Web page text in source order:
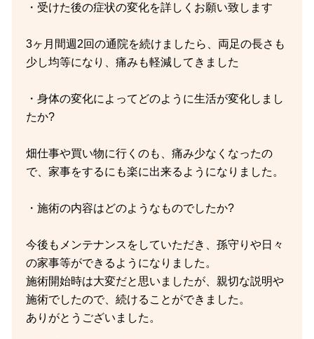
・受けた後の症状の変化を詳しくお願い致します
3ヶ月間週2回の通院を続けましたら、両足の長さも
少し均等になり、痛みも軽減してきました
・身体の変化によってどのように生活が変化しまし
たか?
畑仕事や買い物に行くのも、痛み少なくなったの
で、家事をするにも楽に出来るようになりました。
・施術の内容はどのようなものでしたか?
今後もメンテナンスをしていただき、孫守りや日々
の家事等ができるようになりました。
施術開始時は大変だと思いましたが、親切な説明や
施術でしたので、続けることができました。
ありがとうございました。